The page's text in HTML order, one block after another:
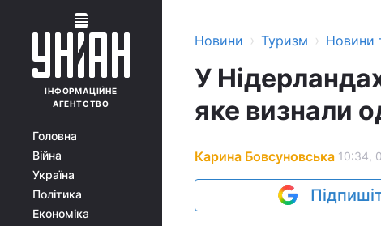
ІНФОРМАЦІЙНЕ
АГЕНТСТВО
Головна
Війна
Україна
Політика
Економіка
Новини › Туризм › Новини
У
яке визнали
Карина Бовсуновська 10:34,